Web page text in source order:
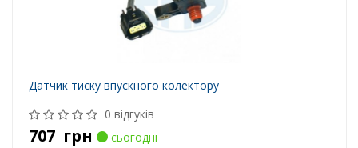
Датчик тиску впускного колектору
0 відгуків
707 грн
сьогодні